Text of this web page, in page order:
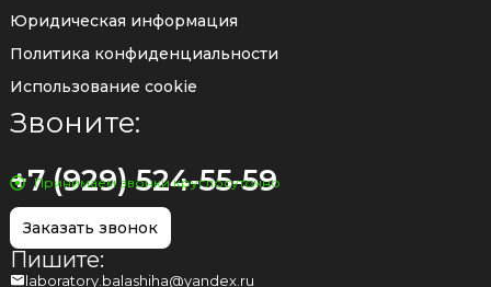
Юридическая информация
Политика конфиденциальности
Использование cookie
Звоните:
+7 (929) 524-55-59
Принимаем звонки круглосуточно
Заказать звонок
Пишите:
laboratory.balashiha@yandex.ru